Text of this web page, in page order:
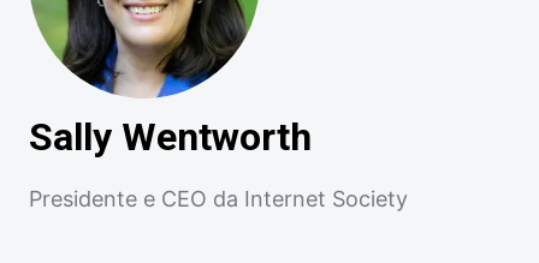
Sally Wentworth
Presidente e CEO da Internet Society